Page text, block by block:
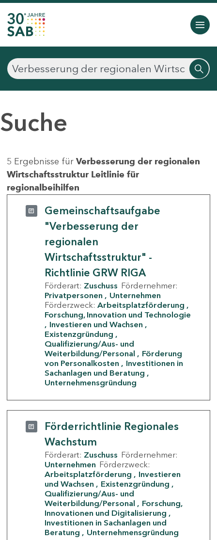
Suche
5 Ergebnisse für Verbesserung der regionalen
Wirtschaftsstruktur Leitlinie für
regionalbeihilfen
Gemeinschaftsaufgabe
"Verbesserung der
regionalen
Wirtschaftsstruktur" -
Richtlinie GRW RIGA
Förderart: Zuschuss Fördernehmer:
Privatpersonen
Unternehmen
Förderzweck: Arbeitsplatzförderung
Forschung, Innovation und Technologie
Investieren und Wachsen
Existenzgründung
Qualifizierung/Aus- und
Weiterbildung/Personal
Förderung
von Personalkosten
Investitionen in
Sachanlagen und Beratung
Unternehmensgründung
Förderrichtlinie Regionales
Wachstum
Förderart: Zuschuss Fördernehmer:
Unternehmen Förderzweck:
Arbeitsplatzförderung
Investieren
und Wachsen
Existenzgründung
Qualifizierung/Aus- und
Weiterbildung/Personal
Forschung,
Innovationen und Digitalisierung
Investitionen in Sachanlagen und
Beratung
Unternehmensgründung